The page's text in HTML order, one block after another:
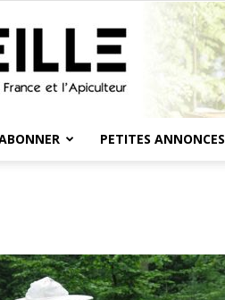
PETITES ANNONCES